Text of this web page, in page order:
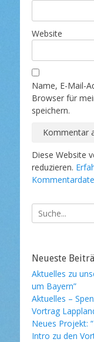
Website
Name, E-Mail-
Browser für
speichern.
Diese Website
reduzieren.
Suche
nach:
Neueste
Aktuelles zu
um Bayern”
Aktuelles –
Vortrag
Neues Projekt:
Intro zu den